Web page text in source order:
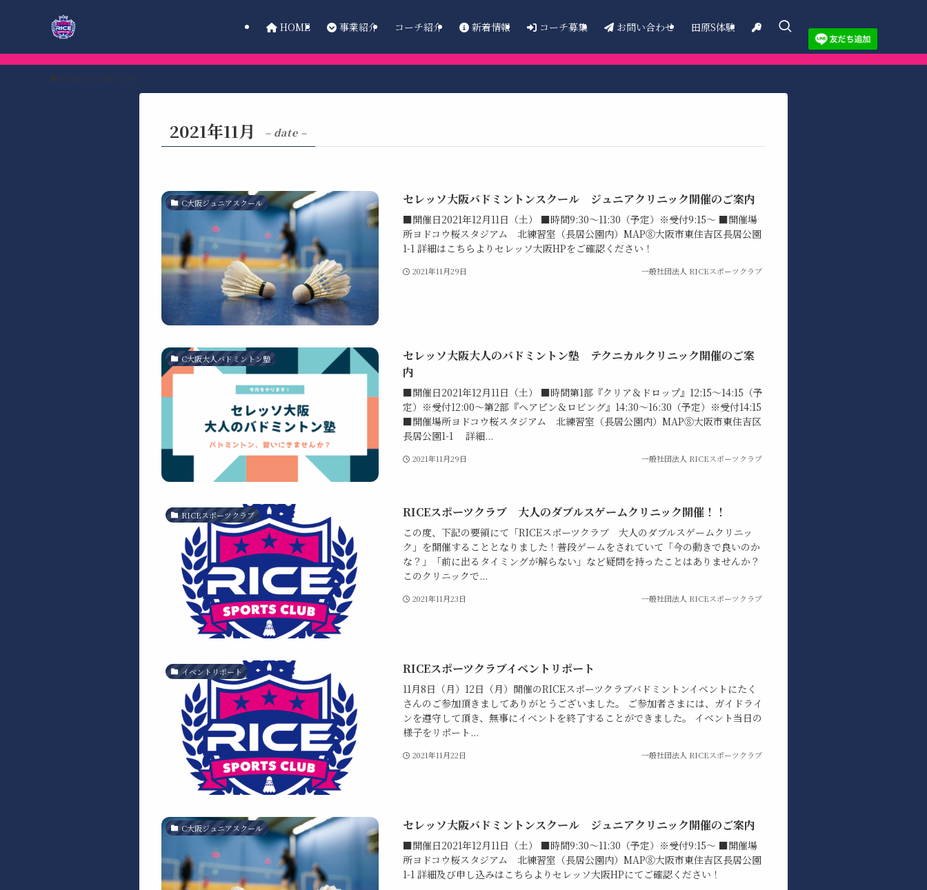
HOME 事業紹介 コーチ紹介 新着情報 コーチ募集 お問い合わせ 田原S体験
HOME 2021年 11月
2021年11月 – date –
C大阪ジュニアスクール セレッソ大阪バドミントンスクール ジュニアクリニック開催のご案内
■開催日2021年12月11日（土） ■時間9:30～11:30（予定）※受付9:15～ ■開催場
所ヨドコウ桜スタジアム 北練習室（長居公園内）MAP⑧大阪市東住吉区長居公園
1-1 詳細はこちらよりセレッソ大阪HPをご確認ください！
2021年11月29日 一般社団法人 RICEスポーツクラブ
C大阪大人バドミントン塾
セレッソ大阪大人のバドミントン塾 テクニカルクリニック開催のご案
内
■開催日2021年12月11日（土） ■時間第1部『クリア＆ドロップ』12:15〜14:15（予
定）※受付12:00～第2部『ヘアピン＆ロビング』14:30～16:30（予定）※受付14:15
■開催場所ヨドコウ桜スタジアム 北練習室（長居公園内）MAP⑧大阪市東住吉区
長居公園1-1 詳細...
2021年11月29日 一般社団法人 RICEスポーツクラブ
RICEスポーツクラブ RICEスポーツクラブ 大人のダブルスゲームクリニック開催！！
この度、下記の要領にて「RICEスポーツクラブ 大人のダブルスゲームクリニッ
ク」を開催することとなりました！普段ゲームをされていて「今の動きで良いのか
な？」「前に出るタイミングが解らない」など疑問を持ったことはありませんか？
このクリニックで...
2021年11月23日 一般社団法人 RICEスポーツクラブ
イベントリポート RICEスポーツクラブイベントリポート
11月8日（月）12日（月）開催のRICEスポーツクラブバドミントンイベントにたく
さんのご参加頂きましてありがとうございました。 ご参加者さまには、ガイドライ
ンを遵守して頂き、無事にイベントを終了することができました。 イベント当日の
様子をリポート...
2021年11月22日 一般社団法人 RICEスポーツクラブ
C大阪ジュニアスクール セレッソ大阪バドミントンスクール ジュニアクリニック開催のご案内
■開催日2021年12月11日（土） ■時間9:30～11:30（予定）※受付9:15～ ■開催場
所ヨドコウ桜スタジアム 北練習室（長居公園内）MAP⑧大阪市東住吉区長居公園
1-1 詳細及び申し込みはこちらよりセレッソ大阪HPにてご確認ください！